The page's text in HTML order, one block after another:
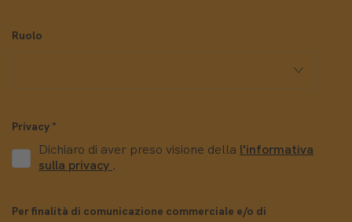
Ruolo
Privacy *
Dichiaro di aver preso visione della l'informativa
sulla privacy .
Per finalità di comunicazione commerciale e/o di